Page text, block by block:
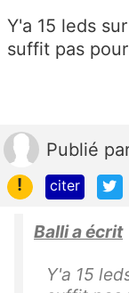
Y'a 15 leds
suffit pas
Publié
!
citer
Balli a écrit
Y'a 15